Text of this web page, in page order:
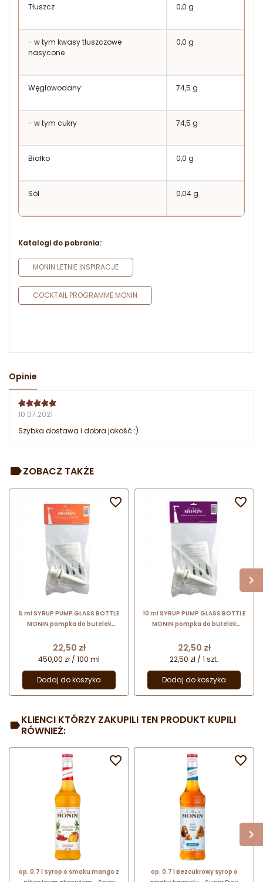
Tłuszcz 0,0 g
- w tym kwasy tłuszczowe
nasycone
0,0 g
Węglowodany: 74,5 g
- w tym cukry 74,5 g
Białko 0,0 g
Sól 0,04 g
Katalogi do pobrania:
MONIN LETNIE INSPIRACJE
COCKTAIL PROGRAMME MONIN
Opinie
10.07.2021
Szybka dostawa i dobra jakość :)
ZOBACZ TAKŻE
5 ml SYRUP PUMP GLASS BOTTLE
MONIN pompka do butelek
Cena
22,50 zł
450,00 zł / 100 ml
Dodaj do koszyka

10 ml SYRUP PUMP GLASS BOTTLE
MONIN pompka do butelek
Cena
22,50 zł
22,50 zł / 1 szt.
Dodaj do koszyka

KLIENCI KTÓRZY ZAKUPILI TEN PRODUKT KUPILI
RÓWNIEŻ:
op. 0.7 l Syrop o smaku mango z

op. 0.7 l Bezcukrowy syrop o
